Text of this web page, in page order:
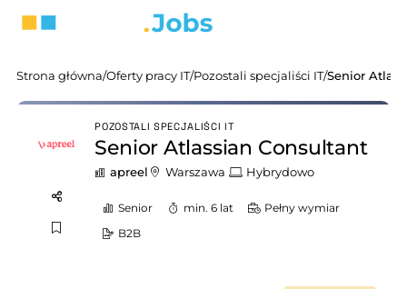
Strona główna/Oferty pracy IT/Pozostali specjaliści IT/Senior
POZOSTALI SPECJALIŚCI IT
Senior Atlassian Consultant
apreel Warszawa Hybrydowo
Senior min. 6 lat
Pełny wymiar
B2B